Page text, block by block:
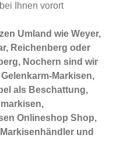
Ihnen vorort
Umland wie Weyer,
Reichenberg oder
Nochern sind wir
Markisen,
als Beschattung,
Onlineshop Shop,
und